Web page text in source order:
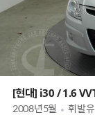
[현대] i30 / 1.6
2008년5월 휘발유